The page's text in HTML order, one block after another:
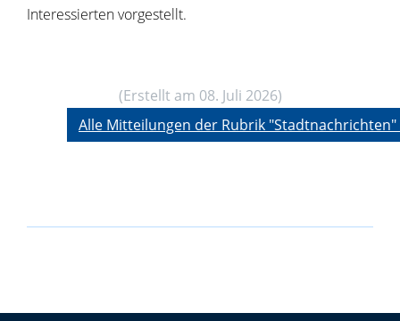
Interessierten vorgestellt.
(Erstellt am 08. Juli 2026)
Alle Mitteilungen der Rubrik "Stadtnachrichten"